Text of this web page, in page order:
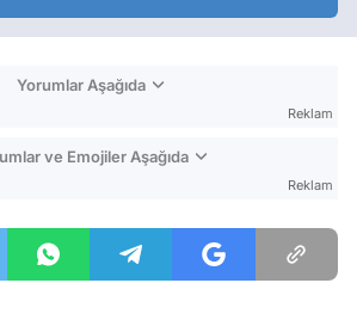
Yorumlar Aşağıda
Reklam
ve Emojiler Aşağıda
Reklam